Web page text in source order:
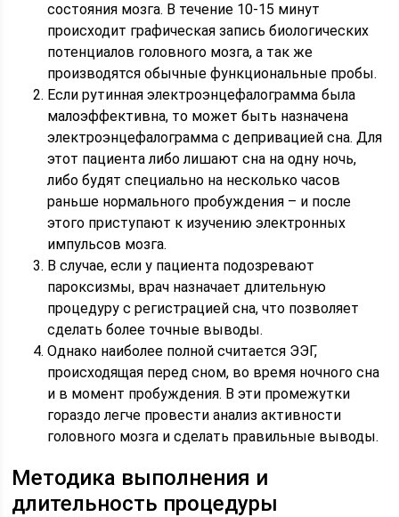
состояния мозга. В течение 10-15 минут
происходит графическая запись биологических
потенциалов головного мозга, а так же
производятся обычные функциональные пробы.
Если рутинная электроэнцефалограмма была
малоэффективна, то может быть назначена
электроэнцефалограмма с депривацией сна. Для
этот пациента либо лишают сна на одну ночь,
либо будят специально на несколько часов
раньше нормального пробуждения – и после
этого приступают к изучению электронных
импульсов мозга.
В случае, если у пациента подозревают
пароксизмы, врач назначает длительную
процедуру с регистрацией сна, что позволяет
сделать более точные выводы.
Однако наиболее полной считается ЭЭГ,
происходящая перед сном, во время ночного сна
и в момент пробуждения. В эти промежутки
гораздо легче провести анализ активности
головного мозга и сделать правильные выводы.
Методика выполнения и
длительность процедуры